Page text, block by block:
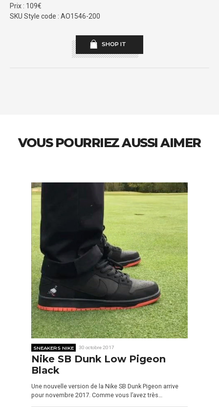
Prix : 109€
SKU Style code : AO1546-200
SHOP IT
VOUS POURRIEZ AUSSI AIMER
SNEAKERS NIKE 30 octobre 2017
Nike SB Dunk Low Pigeon
Black
Une nouvelle version de la Nike SB Dunk Pigeon arrive
pour novembre 2017. Comme vous l’avez très…